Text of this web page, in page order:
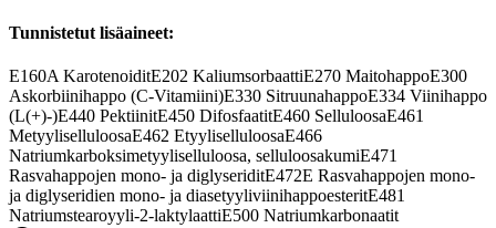
Tunnistetut lisäaineet:
E160A KarotenoiditE202 KaliumsorbaattiE270 MaitohappoE300
Askorbiinihappo (C-Vitamiini)E330 SitruunahappoE334 Viinihappo
(L(+)-)E440 PektiinitE450 DifosfaatitE460 SelluloosaE461
MetyyliselluloosaE462 EtyyliselluloosaE466
Natriumkarboksimetyyliselluloosa, selluloosakumiE471
Rasvahappojen mono- ja diglyseriditE472E Rasvahappojen mono-
ja diglyseridien mono- ja diasetyyliviinihappoesteritE481
Natriumstearoyyli-2-laktylaattiE500 Natriumkarbonaatit